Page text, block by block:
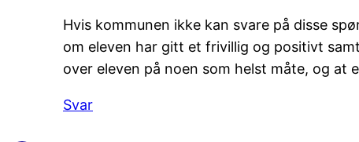
Hvis kommunen ikke kan svare på disse
om eleven har gitt et frivillig og positivt
over eleven på noen som helst måte, og at
Svar